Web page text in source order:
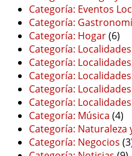
Categoría: Eventos
Categoría:
Categoría: Hogar(6)
Categoría: Localidades
Categoría:
Categoría:
Categoría:
Categoría:
Categoría: Música (4)
Categoría: Naturaleza
Categoría: Negocios